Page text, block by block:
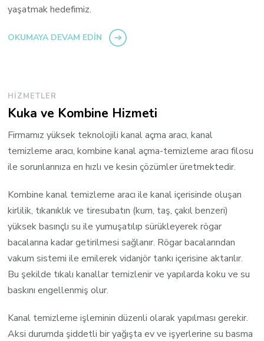
yaşatmak hedefimiz.
OKUMAYA DEVAM EDIN
HIZMETLER
Kuka ve Kombine Hizmeti
Firmamız yüksek teknolojili kanal açma aracı, kanal
temizleme aracı, kombine kanal açma-temizleme aracı filosu
ile sorunlarınıza en hızlı ve kesin çözümler üretmektedir.
Kombine kanal temizleme aracı ile kanal içerisinde oluşan
kirlilik, tıkanıklık ve tiresubatın (kum, taş, çakıl benzeri)
yüksek basınçlı su ile yumuşatılıp sürükleyerek rögar
bacalarına kadar getirilmesi sağlanır. Rögar bacalarından
vakum sistemi ile emilerek vidanjör tankı içerisine aktarılır.
Bu şekilde tıkalı kanallar temizlenir ve yapılarda koku ve su
baskını engellenmiş olur.
Kanal temizleme işleminin düzenli olarak yapılması gerekir.
Aksi durumda şiddetli bir yağışta ev ve işyerlerine su basma